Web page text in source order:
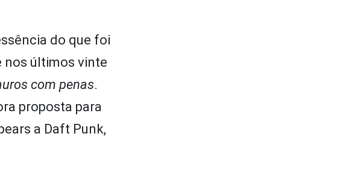
do que foi
nos últimos vinte
com penas.
proposta para
a Daft Punk,